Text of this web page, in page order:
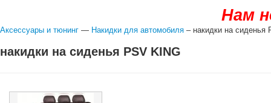
Нам
Аксессуары и тюнинг — Накидки для автомобиля – накидки на сиденья
накидки на сиденья PSV KING